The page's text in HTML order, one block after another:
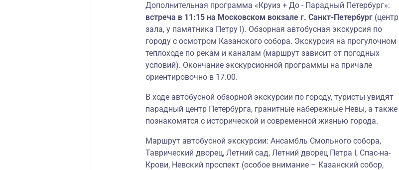
Дополнительная программа «Круиз + До - Парадный Петербург»:
встреча в 11:15 на Московском вокзале г. Санкт-Петербург (центр
зала, у памятника Петру I). Обзорная автобусная экскурсия по
городу с осмотром Казанского собора. Экскурсия на прогулочном
теплоходе по рекам и каналам (маршрут зависит от погодных
условий). Окончание экскурсионной программы на причале
ориентировочно в 17.00.
В ходе автобусной обзорной экскурсии по городу, туристы увидят
парадный центр Петербурга, гранитные набережные Невы, а также
познакомятся с исторической и современной жизнью города.
Маршрут автобусной экскурсии: Ансамбль Смольного собора,
Таврический дворец, Летний сад, Летний дворец Петра I, Спас-на-
Крови, Невский проспект (особое внимание – Казанский собор,